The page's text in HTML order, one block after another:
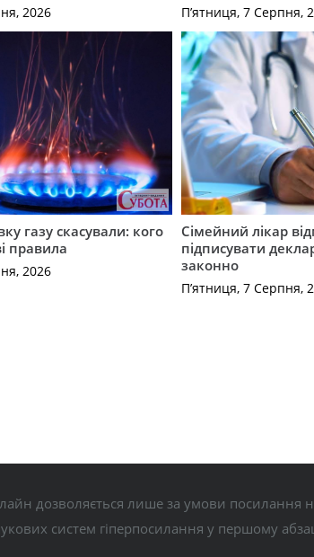
2026 П’ятниця, 7 Серпня,
газу скасували: кого
правила
2026
Сімейний лікар
підписувати
законно
П’ятниця, 7 Серпня,
дозволяється лише за умови посилання
систем гіперпосилання у першому